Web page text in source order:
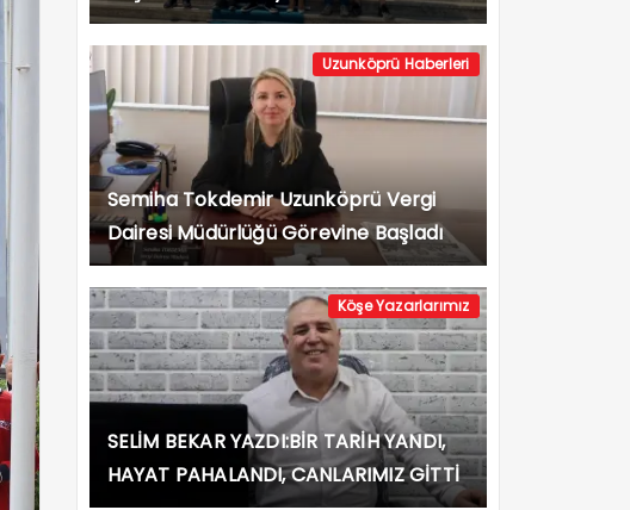
Uzunköprü Haberleri
Semiha Tokdemir Uzunköprü Vergi
Dairesi Müdürlüğü Görevine Başladı
Köşe Yazarlarımız
SELİM BEKAR YAZDI:BİR TARİH YANDI,
HAYAT PAHALANDI, CANLARIMIZ GİTTİ